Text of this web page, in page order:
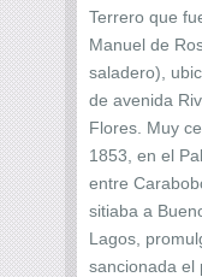
Terrero que
Manuel de
saladero),
de avenida
Flores. Muy
1853, en el
entre
sitiaba a
Lagos,
sancionada el